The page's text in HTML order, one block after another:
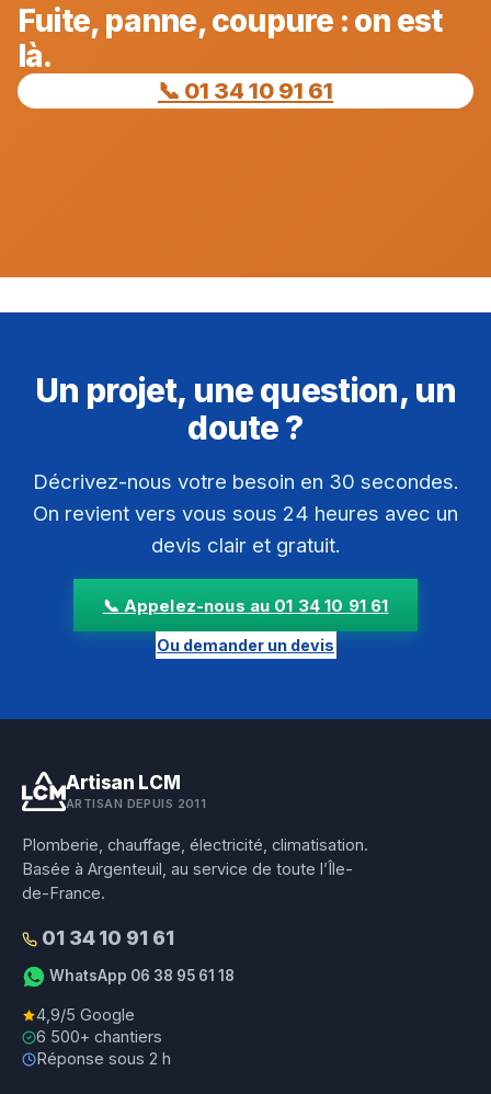
Fuite, panne, coupure : on est
là.
📞 01 34 10 91 61
Un projet, une question, un
doute ?
Décrivez-nous votre besoin en 30 secondes.
On revient vers vous sous 24 heures avec un
devis clair et gratuit.
📞 Appelez-nous au 01 34 10 91 61
Ou demander un devis
Artisan LCM
ARTISAN DEPUIS 2011
Plomberie, chauffage, électricité, climatisation.
Basée à Argenteuil, au service de toute l’Île-
de-France.
01 34 10 91 61
WhatsApp 06 38 95 61 18
4,9/5 Google
6 500+ chantiers
Réponse sous 2 h